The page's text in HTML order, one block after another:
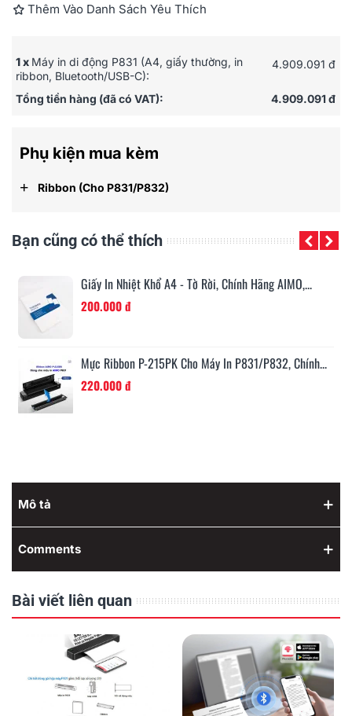
Độ phân giải: 300dpi
Pin sạc: 2000 mAh
1 lần sạc pin đầy sẽ in được 70 tờ A4
Trọng lượng: 769g
Thêm Vào Danh Sách Yêu Thích
1 x Máy in di động P831 (A4, giấy thường, in
ribbon, Bluetooth/USB-C):
4.909.091 đ
Tổng tiền hàng (đã có VAT): 4.909.091 đ
Phụ kiện mua kèm
+ Ribbon (cho P831/P832)
Bạn cũng có thể thích
Giấy In Nhiệt Khổ A4 - Tờ Rời, Chính Hãng AIMO,...
200.000 đ
Mực Ribbon P-215PK Cho Máy In P831/P832, Chính...
220.000 đ
Mô tả
Comments
Bài viết liên quan